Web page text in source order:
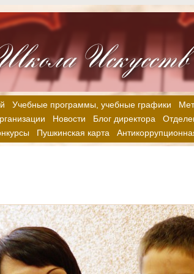
Учебные программы, учебные графики
Новости Блог директора
Пушкинская карта